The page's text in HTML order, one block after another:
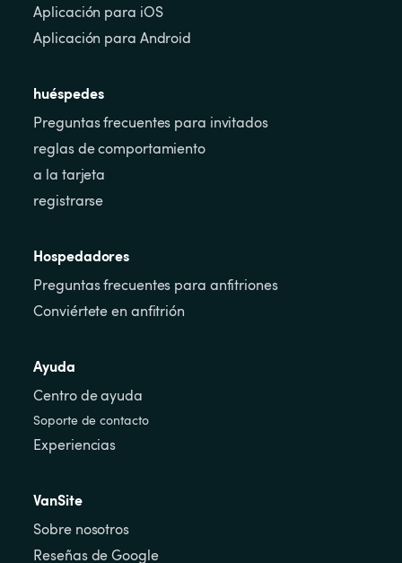
Aplicación para iOS
Aplicación para Android
huéspedes
Preguntas frecuentes para invitados
reglas de comportamiento
a la tarjeta
registrarse
Hospedadores
Preguntas frecuentes para anfitriones
Conviértete en anfitrión
Ayuda
Centro de ayuda
Soporte de contacto
Experiencias
VanSite
Sobre nosotros
Reseñas de Google